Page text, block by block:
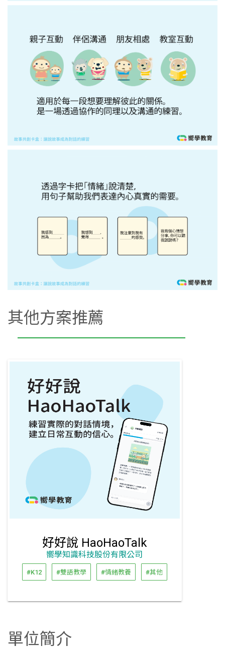
其他方案推薦
好好說 HaoHaoTalk
嚮學知識科技股份有限公司
#K12 #雙語教學 #情緒教養 #其他
單位簡介